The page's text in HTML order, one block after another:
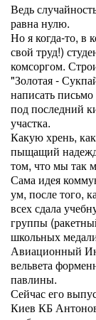
Ведь
равна нулю.
Но я когда-то, в
свой труд!)
комсоргом.
"Золотая -
написать
под последний
участка.
Какую хрень,
пыщащий
том, что мы так
Сама идея
ум, после того,
всех сдала
группы
школьных
Авиационный
вельвета
павлины.
Сейчас его
Киев КБ